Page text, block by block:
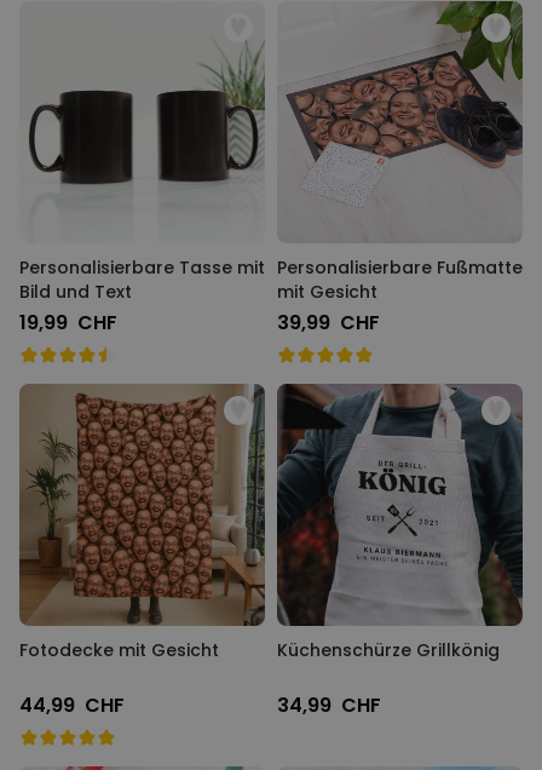
Personalisierbare Tasse mit
Bild und Text
19,99 CHF
Personalisierbare Fußmatte
mit Gesicht
39,99 CHF
Fotodecke mit Gesicht
44,99 CHF
Küchenschürze Grillkönig
34,99 CHF